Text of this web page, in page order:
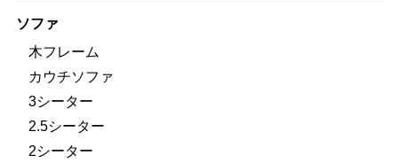
ソファ
木フレーム
カウチソファ
3シーター
2.5シーター
2シーター